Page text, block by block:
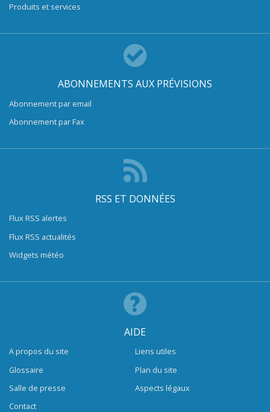
Produits et services
ABONNEMENTS AUX PRÉVISIONS
Abonnement par email
Abonnement par Fax
RSS ET DONNÉES
Flux RSS alertes
Flux RSS actualités
Widgets météo
AIDE
A propos du site
Glossaire
Salle de presse
Contact
Liens utiles
Plan du site
Aspects légaux